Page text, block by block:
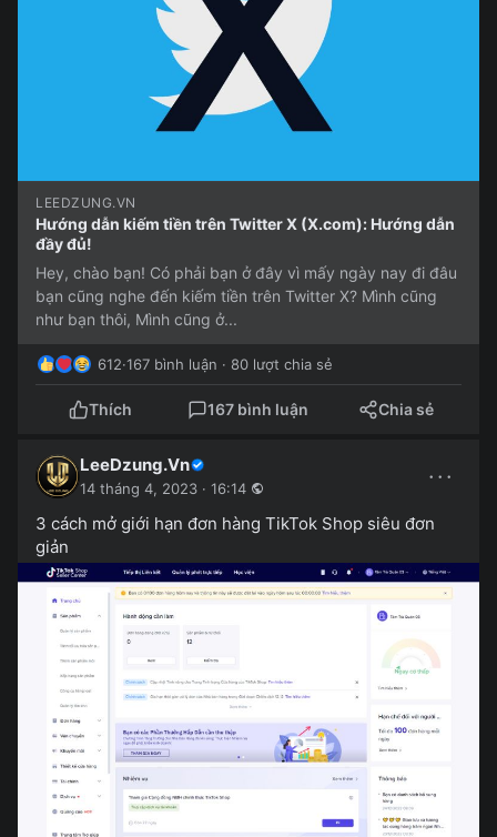
LEEDZUNG.VN
Hướng dẫn kiếm tiền trên Twitter X (X.com): Hướng dẫn
đầy đủ!
Hey, chào bạn! Có phải bạn ở đây vì mấy ngày nay đi đâu
bạn cũng nghe đến kiếm tiền trên Twitter X? Mình cũng
như bạn thôi, Mình cũng ở...
612·167 bình luận · 80 lượt chia sẻ
Thích 167 bình luận Chia sẻ
LeeDzung.Vn
14 tháng 4, 2023 · 16:14 ···
3 cách mở giới hạn đơn hàng TikTok Shop siêu đơn
giản